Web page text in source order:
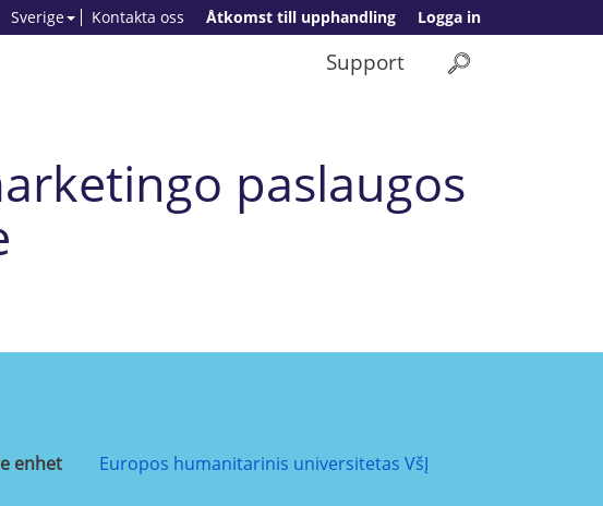
Logga in
Åtkomst till upphandling
Kontakta oss
Sverige
Support
paslaugos
enhet
Europos humanitarinis universitetas VšĮ